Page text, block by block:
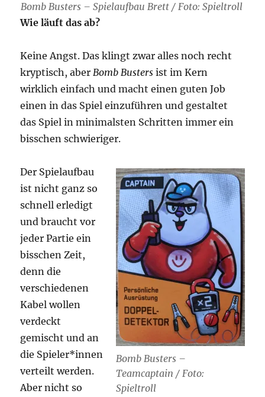
Bomb Busters – Spielaufbau Brett / Foto: Spieltroll
Wie läuft das ab?
Keine Angst. Das klingt zwar alles noch recht
kryptisch, aberBomb Busters ist im Kern
wirklich einfach und macht einen guten Job
einen in das Spiel einzuführen und gestaltet
das Spiel in minimalsten Schritten immer ein
bisschen schwieriger.
Bomb Busters –
Teamcaptain / Foto:
Spieltroll
Der Spielaufbau
ist nicht ganz so
schnell erledigt
und braucht vor
jeder Partie ein
bisschen Zeit,
denn die
verschiedenen
Kabel wollen
verdeckt
gemischt und an
die Spieler*innen
verteilt werden.
Aber nicht so